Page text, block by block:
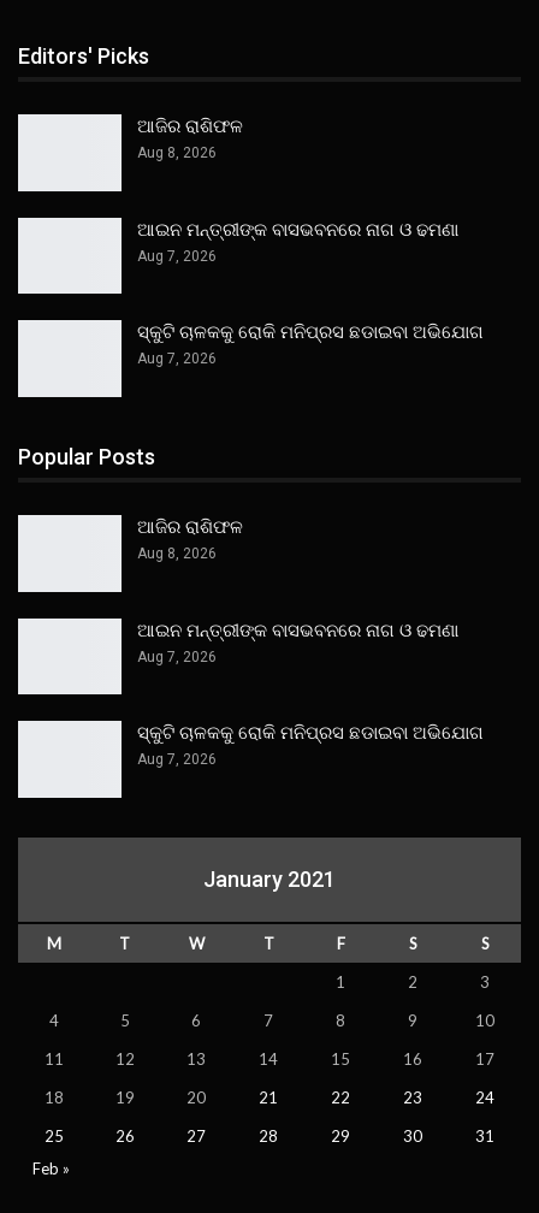
Editors' Picks
ଆଜିର ରାଶିଫଳ
Aug 8, 2026
ଆଇନ ମନ୍ତ୍ରୀଙ୍କ ବାସଭବନରେ ନାଗ ଓ ଢମଣା
Aug 7, 2026
ସ୍କୁଟି ଚାଳକକୁ ରୋକି ମନିପ୍ରସ ଛଡାଇବା ଅଭିଯୋଗ
Aug 7, 2026
Popular Posts
ଆଜିର ରାଶିଫଳ
Aug 8, 2026
ଆଇନ ମନ୍ତ୍ରୀଙ୍କ ବାସଭବନରେ ନାଗ ଓ ଢମଣା
Aug 7, 2026
ସ୍କୁଟି ଚାଳକକୁ ରୋକି ମନିପ୍ରସ ଛଡାଇବା ଅଭିଯୋଗ
Aug 7, 2026
January 2021
M T W T F S
S
1
2
3
4
5 6 7 8 9
10
11
12 13 14 15 16
17
18
19 20 21 22 23
24
25
26 27 28 29 30
31
Feb »